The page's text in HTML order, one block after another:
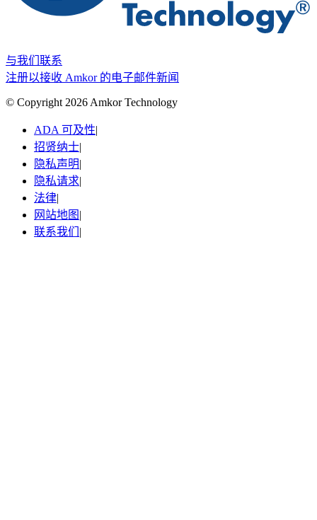
与我们联系
注册以接收 Amkor 的电子邮件新闻
© Copyright 2026 Amkor Technology
ADA 可及性|
招贤纳士|
隐私声明|
隐私请求|
法律|
网站地图 |
联系我们 |